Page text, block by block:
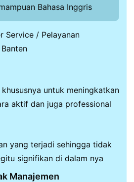
Bahasa Inggris
Service / Pelayanan
Banten
untuk meningkatkan
aktif dan juga professional
yang terjadi sehingga tidak
signifikan di dalam nya
Manajemen